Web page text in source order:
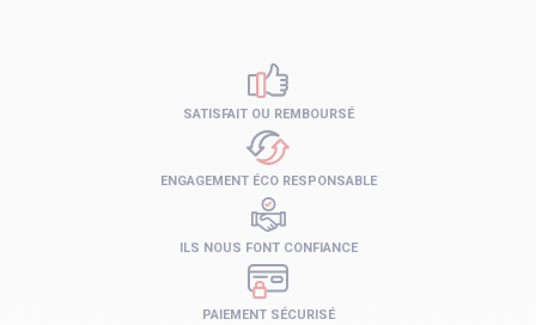
PAIEMENT SÉCURISÉ
SATISFAIT OU REMBOURSÉ
ENGAGEMENT ÉCO RESPONSABLE
ILS NOUS FONT CONFIANCE